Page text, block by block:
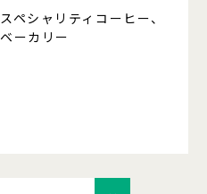
スペシャリティコーヒー、
ベーカリー